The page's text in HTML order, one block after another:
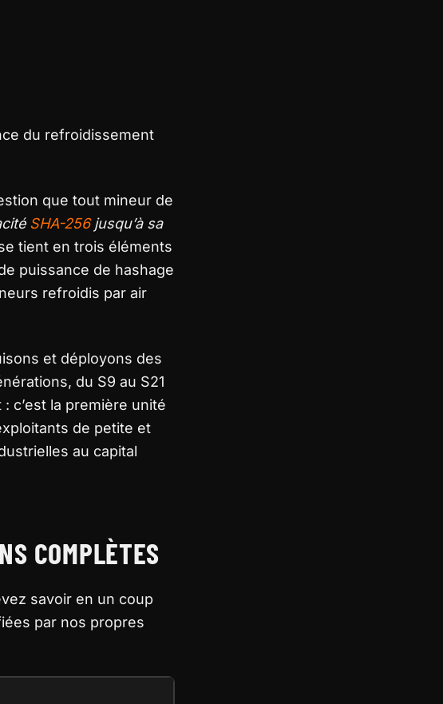
du refroidissement
que tout mineur de
SHA-256jusqu’à sa
tient en trois éléments
puissance de hashage
refroidis par air
et déployons des
du S9 au S21
c’est la première unité
de petite et
au capital
COMPLÈTES
savoir en un coup
par nos propres